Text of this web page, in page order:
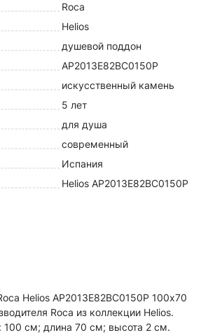
Roca
Helios
душевой поддон
AP2013E82BC0150P
искусственный камень
5 лет
для душа
современный
Испания
Helios AP2013E82BC0150P
Helios AP2013E82BC0150P 100х70
Roca из коллекции Helios.
см; длина 70 см; высота 2 см.